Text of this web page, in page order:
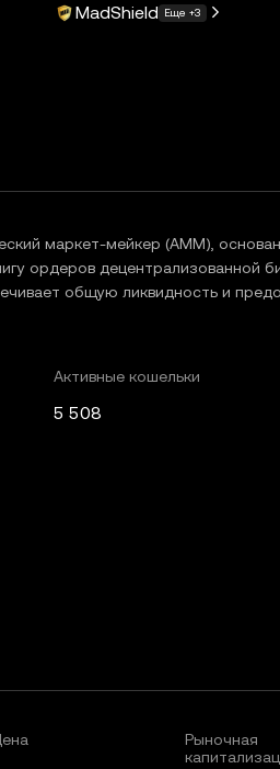
MadShield Еще +3
маркет-мейкер (AMM),
ордеров децентрализованной
общую ликвидность и
Активные кошельки
5 508
Рыночная